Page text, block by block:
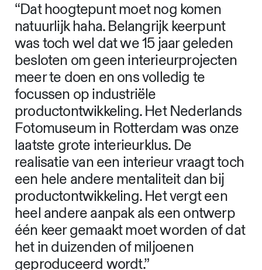
“Dat hoogtepunt moet nog komen
natuurlijk haha. Belangrijk keerpunt
was toch wel dat we 15 jaar geleden
besloten om geen interieurprojecten
meer te doen en ons volledig te
focussen op industriële
productontwikkeling. Het Nederlands
Fotomuseum in Rotterdam was onze
laatste grote interieurklus. De
realisatie van een interieur vraagt toch
een hele andere mentaliteit dan bij
productontwikkeling. Het vergt een
heel andere aanpak als een ontwerp
één keer gemaakt moet worden of dat
het in duizenden of miljoenen
geproduceerd wordt.”